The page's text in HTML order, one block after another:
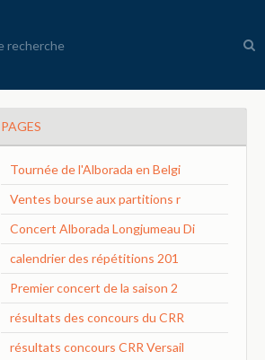
PAGES
Tournée de l'Alborada en Belgi
Ventes bourse aux partitions r
Concert Alborada Longjumeau Di
calendrier des répétitions 201
Premier concert de la saison 2
résultats des concours du CRR
résultats concours CRR Versail